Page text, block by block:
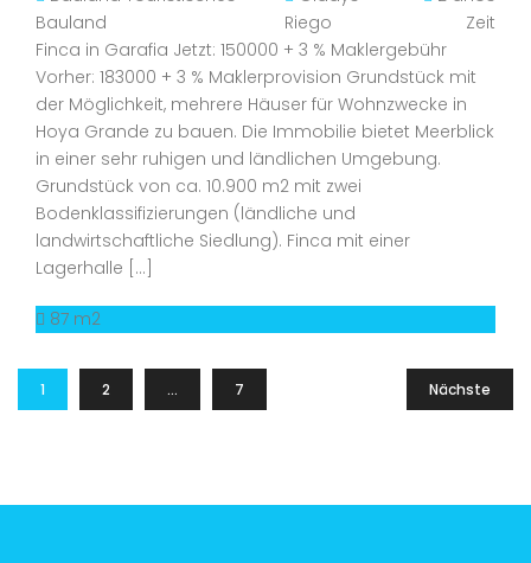
Bauland
Riego
Zeit
Finca in Garafia Jetzt: 150000 + 3 % Maklergebühr
Vorher: 183000 + 3 % Maklerprovision Grundstück mit
der Möglichkeit, mehrere Häuser für Wohnzwecke in
Hoya Grande zu bauen. Die Immobilie bietet Meerblick
in einer sehr ruhigen und ländlichen Umgebung.
Grundstück von ca. 10.900 m2 mit zwei
Bodenklassifizierungen (ländliche und
landwirtschaftliche Siedlung). Finca mit einer
Lagerhalle […]
87 m2
1 2 … 7 Nächste